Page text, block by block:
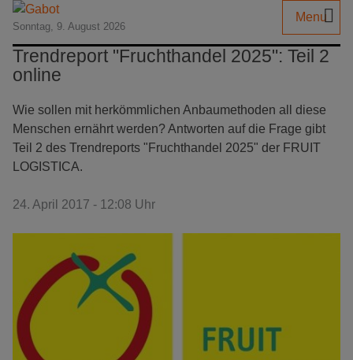
Sonntag, 9. August 2026
Menu
Trendreport "Fruchthandel 2025": Teil 2
online
Wie sollen mit herkömmlichen Anbaumethoden all diese
Menschen ernährt werden? Antworten auf die Frage gibt
Teil 2 des Trendreports "Fruchthandel 2025" der FRUIT
LOGISTICA.
24. April 2017 - 12:08 Uhr